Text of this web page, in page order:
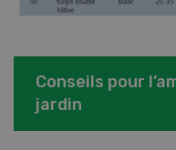
Conseils pour
jardin